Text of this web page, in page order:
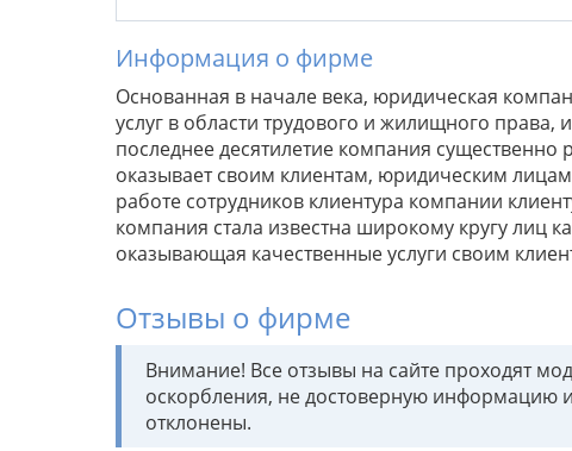
Информация о фирме
Основанная в начале века, юридическая
услуг в области трудового и жилищного права,
последнее десятилетие компания
оказывает своим клиентам, юридическим
работе сотрудников клиентура компании
компания стала известна широкому кругу лиц
оказывающая качественные услуги своим
Отзывы о фирме
Внимание! Все отзывы на сайте проходят
оскорбления, не достоверную информацию
отклонены.